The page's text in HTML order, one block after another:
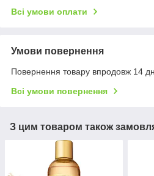
Всі умови оплати
Умови повернення
Повернення товару впродовж 14
Всі умови повернення
З цим товаром також